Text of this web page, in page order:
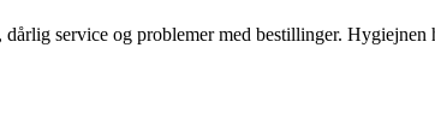
service og problemer med bestillinger.